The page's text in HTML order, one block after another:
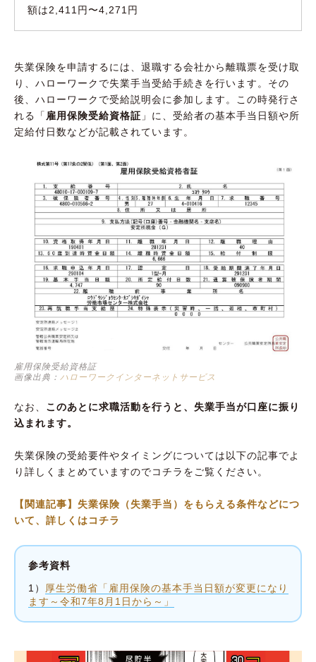
額は2,411円〜4,271円
失業保険を申請するには、退職する会社から離職票を受け取
り、ハローワークで失業手当受給手続きを行います。その
後、ハローワークで受給説明会に参加します。この時発行さ
れる「 雇用保険受給資格証 」に、受給者の基本手当日額や所
定給付日数などが記載されています。
雇用保険受給資格証
画像出典： ハローワークインターネットサービス
なお、 このあとに求職活動を行うと、失業手当が口座に振り
込まれます。
失業保険の受給要件やタイミングについては以下の記事でよ
り詳しくまとめていますのでコチラをご覧ください。
【関連記事】失業保険（失業手当）をもらえる条件などにつ
いて、詳しくはコチラ
参考資料
1） 厚生労働省「雇用保険の基本手当日額が変更になり
ます～令和7年8月1日から～」